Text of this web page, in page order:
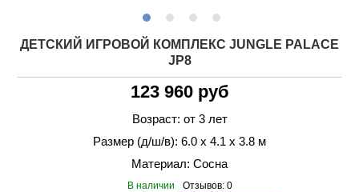
ДЕТСКИЙ ИГРОВОЙ КОМПЛЕКС JUNGLE PALACE
JP8
123 960 руб
Возраст: от 3 лет
Размер (д/ш/в): 6.0 х 4.1 х 3.8 м
Материал: Сосна
В наличии Отзывов: 0